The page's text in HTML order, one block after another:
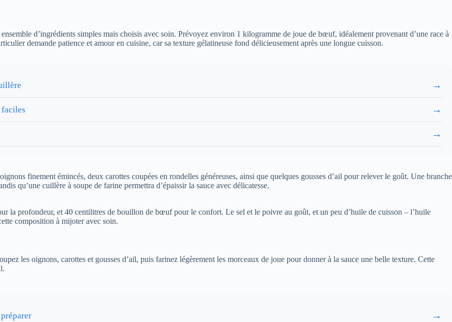
d’ingrédients simples mais choisis avec soin. Prévoyez environ 1 kilogramme de joue de bœuf, idéalement provenant d’une race à
demande patience et amour en cuisine, car sa texture gélatineuse fond délicieusement après une longue cuisson.
→
faciles →
→
finement émincés, deux carottes coupées en rondelles généreuses, ainsi que quelques gousses d’ail pour relever le goût. Une branche
qu’une cuillère à soupe de farine permettra d’épaissir la sauce avec délicatesse.
la profondeur, et 40 centilitres de bouillon de bœuf pour le confort. Le sel et le poivre au goût, et un peu d’huile de cuisson – l’huile
composition à mijoter avec soin.
les oignons, carottes et gousses d’ail, puis farinez légèrement les morceaux de joue pour donner à la sauce une belle texture. Cette
→